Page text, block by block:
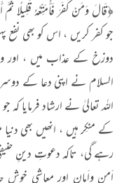
﴿قَالَ وَمَنْ كَفَرَ فَأُمَتِّعُهُ قَلِيلًا
جو کفر کریں ، اس کو بھی نفع
دوزخ کے عذاب میں ، اور
السلام نے اپنی دعا کے
اللہ تعالیٰ نے ارشاد فرمایا کہ
کے منکِر ہیں ، انھیں بھی
رہے گی، تاکہ دعوتِ دینِ